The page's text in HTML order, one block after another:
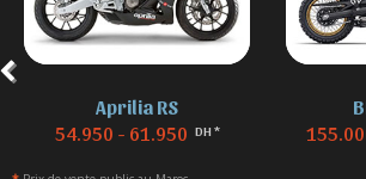
Aprilia RS
54.950 - 61.950 DH *